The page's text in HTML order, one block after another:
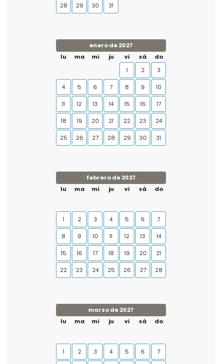
28 29 30 31
enero de 2027
lu
ma mi ju vi sá
do
1
2 3
4 5 6 7 8 9 10
11 12 13 14 15 16 17
18 19 20 21 22 23 24
25 26 27 28 29 30 31
febrero de 2027
lu
ma mi ju vi sá do
1 2 3 4 5 6 7
8 9 10 11 12 13 14
15 16 17 18 19 20 21
22 23 24 25 26 27 28
marzo de 2027
lu
ma mi ju vi sá do
1 2 3 4 5 6 7